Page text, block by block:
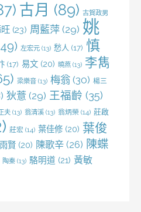
古月 (89) 古賀政男
(23) 周藍萍 (29) 姚
左宏元 (13) 愁人 (17) 慎
(17) 易文 (20) 曉燕 (13) 李雋
梁樂音 (13) 梅翁 (30) 楊三
狄薏 (29) 王福齡 (35)
夫 (13) 翁清溪 (13) 翁炳榮 (14) 莊啟
莊宏 (14) 葉佳修 (20) 葉俊
賢 (20) 陳歌辛 (26) 陳蝶
陶秦 (13) 駱明道 (21) 黃敏